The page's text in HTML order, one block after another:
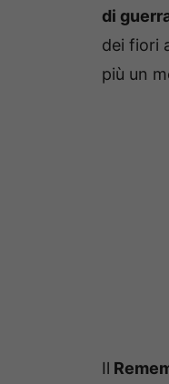
di
dei fiori
più un
Il